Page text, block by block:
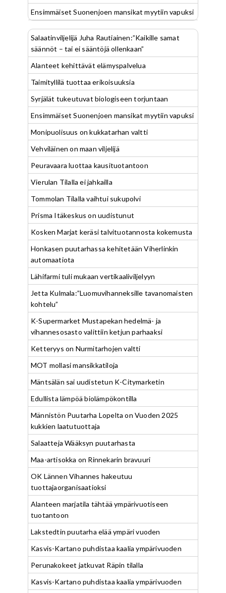
Ensimmäiset Suonenjoen mansikat myytiin vapuksi
Salaatinviljelijä Juha Rautiainen:”Kaikille samat
säännöt – tai ei sääntöjä ollenkaan”
Alanteet kehittävät elämyspalvelua
Taimityllilä tuottaa erikoisuuksia
Syrjälät tukeutuvat biologiseen torjuntaan
Ensimmäiset Suonenjoen mansikat myytiin vapuksi
Monipuolisuus on kukkatarhan valtti
Vehviläinen on maan viljelijä
Peuravaara luottaa kausituotantoon
Vierulan Tilalla ei jahkailla
Tommolan Tilalla vaihtui sukupolvi
Prisma Itäkeskus on uudistunut
Kosken Marjat keräsi talvituotannosta kokemusta
Honkasen puutarhassa kehitetään Viherlinkin
automaatiota
Lähifarmi tuli mukaan vertikaaliviljelyyn
Jetta Kulmala:”Luomuvihanneksille tavanomaisten
kohtelu”
K-Supermarket Mustapekan hedelmä- ja
vihannesosasto valittiin ketjun parhaaksi
Ketteryys on Nurmitarhojen valtti
MOT mollasi mansikkatiloja
Mäntsälän sai uudistetun K-Citymarketin
Edullista lämpöä biolämpökontilla
Männistön Puutarha Lopelta on Vuoden 2025
kukkien laatutuottaja
Salaatteja Wääksyn puutarhasta
Maa-artisokka on Rinnekarin bravuuri
OK Lännen Vihannes hakeutuu
tuottajaorganisaatioksi
Alanteen marjatila tähtää ympärivuotiseen
tuotantoon
Lakstedtin puutarha elää ympäri vuoden
Kasvis-Kartano puhdistaa kaalia ympärivuoden
Perunakokeet jatkuvat Räpin tilalla
Kasvis-Kartano puhdistaa kaalia ympärivuoden